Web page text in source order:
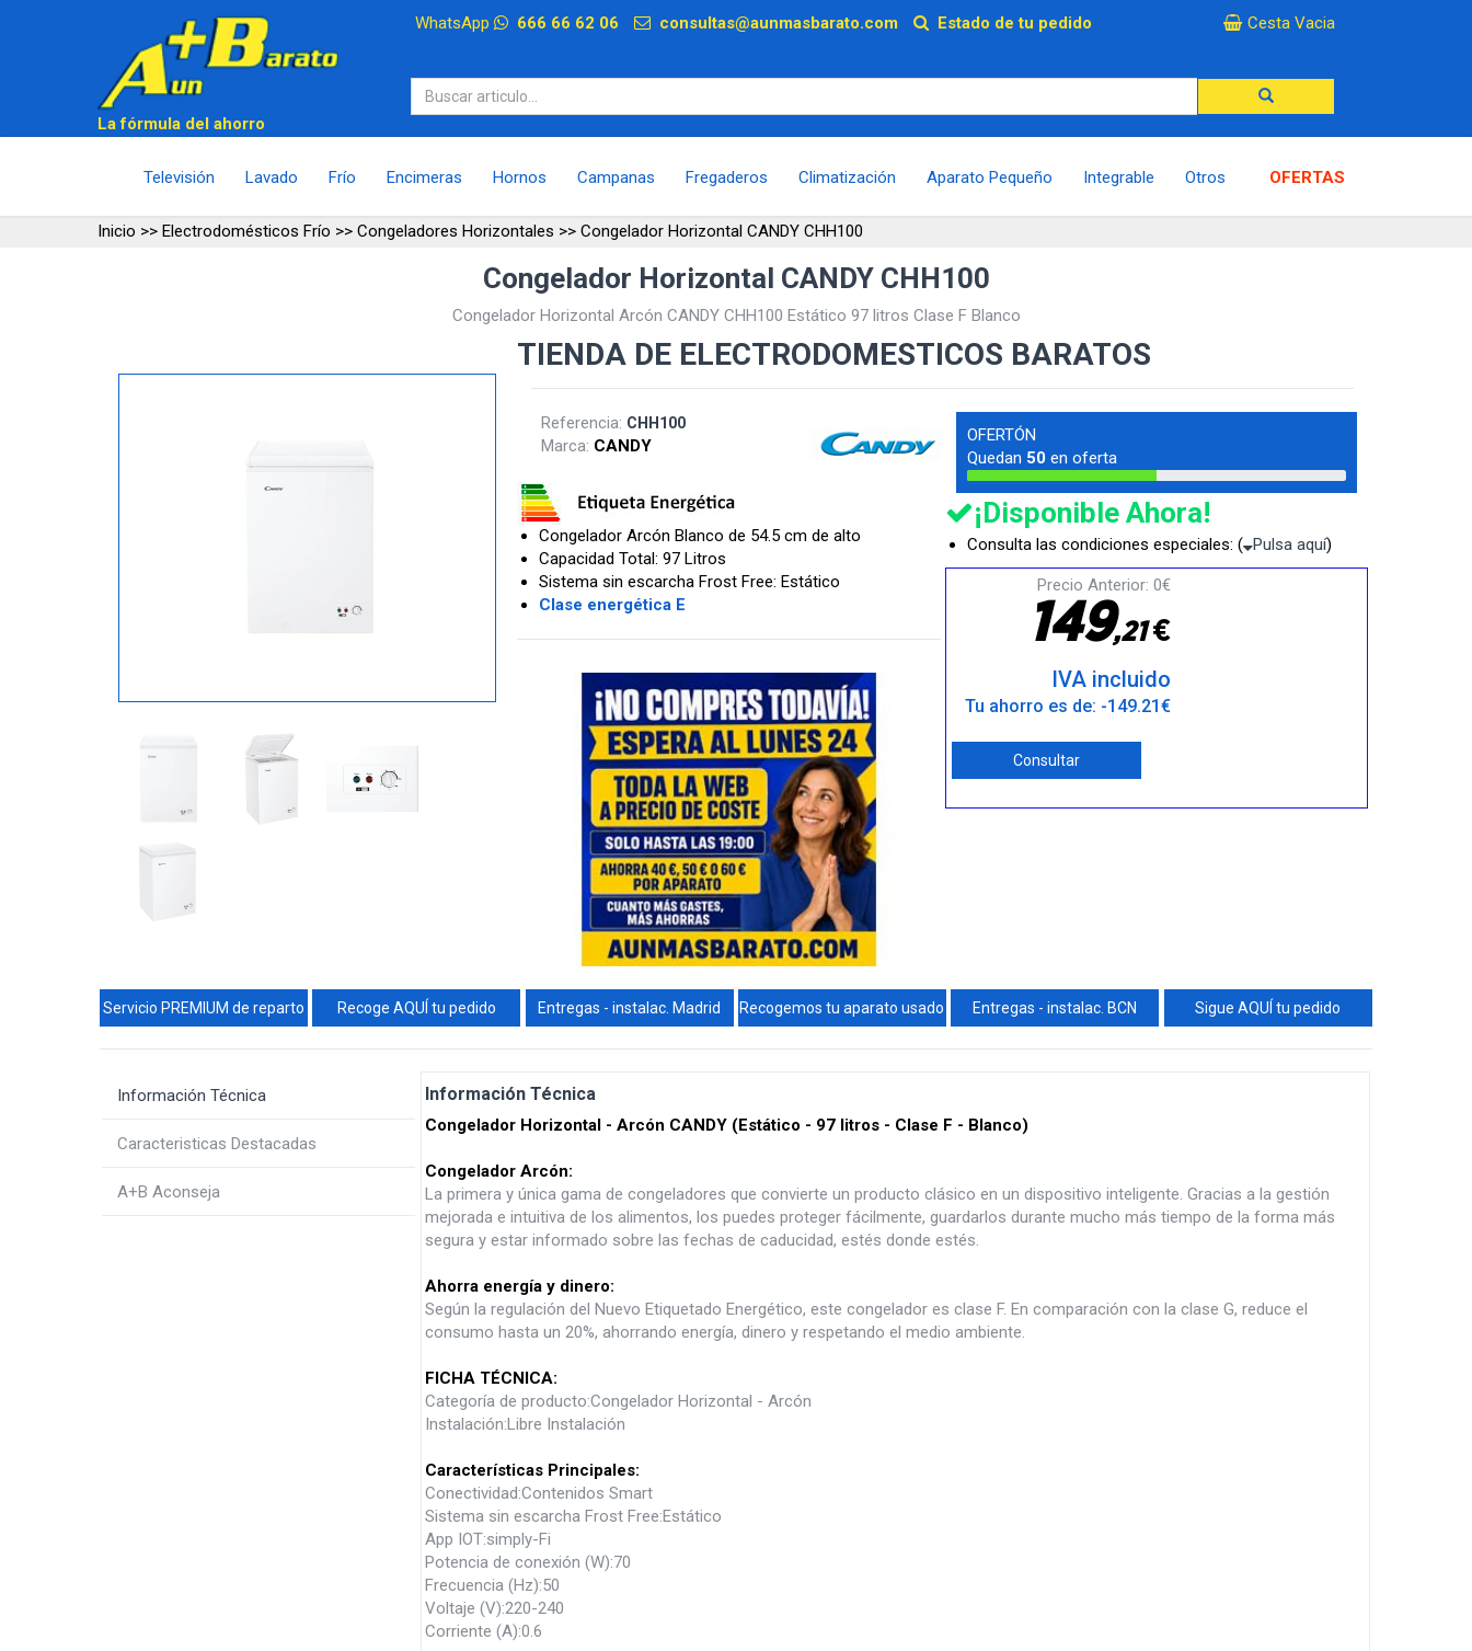
WhatsApp 666 66 62 06 consultas@aunmasbarato.com Estado de tu pedido Cesta Vacia
La fórmula del ahorro
Televisión Lavado Frío Encimeras Hornos Campanas Fregaderos Climatización Aparato Pequeño Integrable Otros OFERTAS
Inicio >> Electrodomésticos Frío >> Congeladores Horizontales >> Congelador Horizontal CANDY CHH100
Congelador Horizontal CANDY CHH100
Congelador Horizontal Arcón CANDY CHH100 Estático 97 litros Clase F Blanco
TIENDA DE ELECTRODOMESTICOS BARATOS
Referencia: CHH100
Marca: CANDY
Congelador Arcón Blanco de 54.5 cm de alto
Capacidad Total: 97 Litros
Sistema sin escarcha Frost Free: Estático
Clase energética E
OFERTÓN
Quedan 50en oferta
¡Disponible Ahora!
Consulta las condiciones especiales: ( Pulsa aquí)
Precio Anterior: 0€
149,21€
IVA incluido
Tu ahorro es de: -149.21€
Consultar
Servicio PREMIUM de reparto Recoge AQUÍ tu pedido Entregas - instalac. Madrid Recogemos tu aparato usado Entregas - instalac. BCN Sigue AQUÍ tu pedido
Información Técnica
Caracteristicas Destacadas
A+B Aconseja
Información Técnica
Congelador Horizontal - Arcón CANDY (Estático - 97 litros - Clase F - Blanco)
Congelador Arcón:
La primera y única gama de congeladores que convierte un producto clásico en un dispositivo inteligente. Gracias a la gestión
mejorada e intuitiva de los alimentos, los puedes proteger fácilmente, guardarlos durante mucho más tiempo de la forma más
segura y estar informado sobre las fechas de caducidad, estés donde estés.
Ahorra energía y dinero:
Según la regulación del Nuevo Etiquetado Energético, este congelador es clase F. En comparación con la clase G, reduce el
consumo hasta un 20%, ahorrando energía, dinero y respetando el medio ambiente.
FICHA TÉCNICA:
Categoría de producto:Congelador Horizontal - Arcón
Instalación:Libre Instalación
Características Principales:
Conectividad:Contenidos Smart
Sistema sin escarcha Frost Free:Estático
App IOT:simply-Fi
Potencia de conexión (W):70
Frecuencia (Hz):50
Voltaje (V):220-240
Corriente (A):0.6